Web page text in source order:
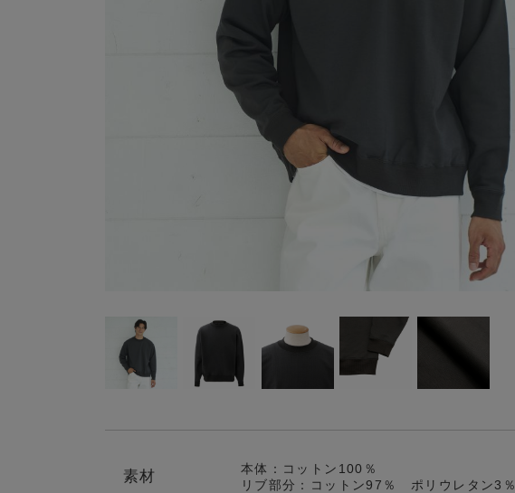
素材
本体：コットン100％
リブ部分：コットン97％ ポリウレタン3％